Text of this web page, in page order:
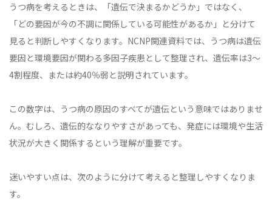
うつ病を考えるときは、「遺伝で決まるかどうか」ではなく、
「どの要因が今の不調に関係している可能性があるか」と分けて
見ると判断しやすくなります。NCNP関連資料では、うつ病は遺伝
要因と環境要因が関わる多因子疾患として整理され、遺伝率は3〜
4割程度、または約40％弱と説明されています。
この数字は、うつ病の原因のすべてが遺伝という意味ではありませ
ん。むしろ、遺伝的ななりやすさがあっても、発症には環境や生活
状況が大きく関係するという理解が重要です。
迷いやすい点は、次のように分けて考えると整理しやすくなりま
す。